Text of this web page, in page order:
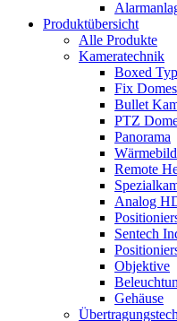
Produktübersicht
Alle Produkte
Kameratechnik
Boxed
Fix Domes
Bullet
PTZ
Panorama
Remote
Analog
Sentech
Objektive
Gehäuse